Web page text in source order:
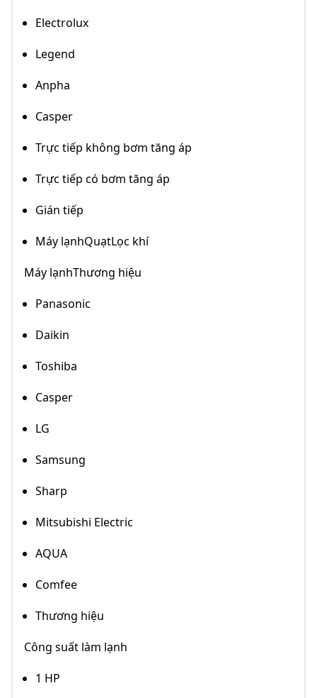
Electrolux
Legend
Anpha
Casper
Trực tiếp không bơm tăng áp
Trực tiếp có bơm tăng áp
Gián tiếp
Máy lạnhQuạtLọc khí
Máy lạnhThương hiệu
Panasonic
Daikin
Toshiba
Casper
LG
Samsung
Sharp
Mitsubishi Electric
AQUA
Comfee
Thương hiệu
Công suất làm lạnh
1 HP